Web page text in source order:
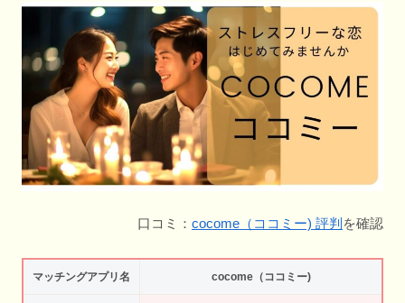
口コミ： cocome（ココミー) 評判 を確認
マッチングアプリ名 cocome（ココミー)